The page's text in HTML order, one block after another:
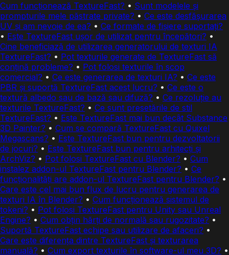
Cum funcționează TextureFast? • Sunt modelele și
prompturile mele păstrate private? • Ce este desfășurarea
UV și am nevoie de ea? • Ce formate de fișiere suportați?
• Este TextureFast ușor de utilizat pentru începători? •
Cine beneficiază de utilizarea generatorului de texturi IA
TextureFast? • Pot texturile generate de TextureFast să
conțină probleme? • Pot folosi texturile în scop
comercial? • Ce este generarea de texturi IA? • Ce este
PBR și suportă TextureFast acest lucru? • Ce este o
textură albedo sau de bază sau difuză? • Ce rezoluție au
texturile TextureFast? • Ce sunt presetările de stil
TextureFast? • Este TextureFast mai bun decât Substance
3D Painter? • Cum se compară TextureFast cu Quixel
Megascans? • Este TextureFast bun pentru dezvoltatorii
de jocuri? • Este TextureFast bun pentru arhitecți și
ArchViz? • Pot folosi TextureFast cu Blender? • Cum
instalez addon-ul TextureFast pentru Blender? • Ce
funcționalități are addon-ul TextureFast pentru Blender? •
Care este cel mai bun flux de lucru pentru generarea de
texturi IA în Blender? • Cum funcționează sistemul de
tokeni? • Pot folosi TextureFast pentru Unity sau Unreal
Engine? • Cum obțin hărți de normală sau rugozitate? •
Suportă TextureFast echipe sau utilizare de afaceri? •
Care este diferența dintre TextureFast și texturarea
manuală? • Cum export texturile în software-ul meu 3D? •